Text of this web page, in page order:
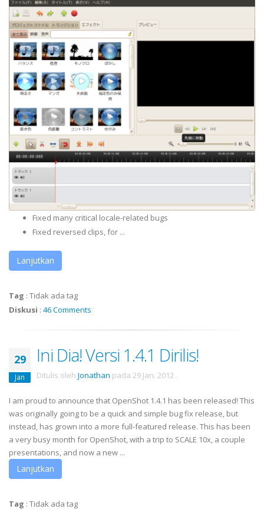
Fixed many critical locale-related bugs
Fixed reversed clips, for ...
Lanjutkan
Tag : Tidak ada tag
Diskusi : 46 Comments
29
Jan
Ini Dia! Versi 1.4.1 Dirilis!
Ditulis oleh Jonathan pada 29 Jan. 2012 .
I am proud to announce that OpenShot 1.4.1 has been released! This
was originally going to be a quick and simple bug fix release, but
instead, has grown into a more full-featured release. This has been
a very busy month for OpenShot, with a trip to SCALE 10x, a couple
presentations, and now a new ...
Lanjutkan
Tag : Tidak ada tag